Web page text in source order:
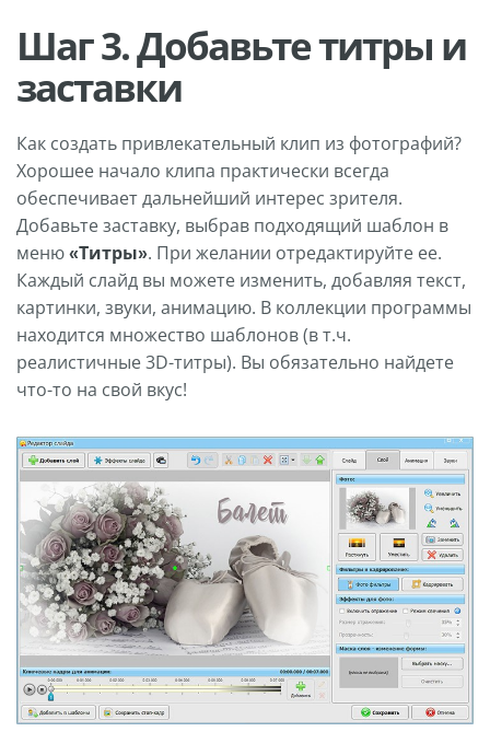
Шаг 3. Добавьте титры и
заставки
Как создать привлекательный клип из фотографий?
Хорошее начало клипа практически всегда
обеспечивает дальнейший интерес зрителя.
Добавьте заставку, выбрав подходящий шаблон в
меню«Титры». При желании отредактируйте ее.
Каждый слайд вы можете изменить, добавляя текст,
картинки, звуки, анимацию. В коллекции программы
находится множество шаблонов (в т.ч.
реалистичные 3D-титры). Вы обязательно найдете
что-то на свой вкус!